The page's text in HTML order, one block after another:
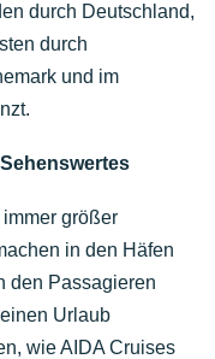
durch Deutschland,
durch
und im
größer
in den Häfen
den Passagieren
Urlaub
wie AIDA Cruises